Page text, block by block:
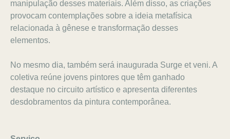
manipulação desses materiais. Além disso, as criações
provocam contemplações sobre a ideia metafísica
relacionada à gênese e transformação desses
elementos.
No mesmo dia, também será inaugurada Surge et veni. A
coletiva reúne jovens pintores que têm ganhado
destaque no circuito artístico e apresenta diferentes
desdobramentos da pintura contemporânea.